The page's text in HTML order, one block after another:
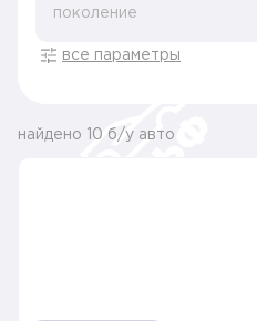
поколение
все параметры
найдено 10 б/у авто